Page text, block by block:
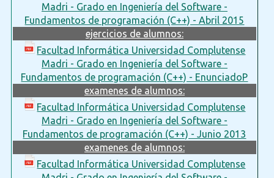
Madri - Grado en Ingeniería del Software -
Fundamentos de programación (C++) - Abril 2015
ejercicios de alumnos:
Facultad Informática Universidad Complutense
Madri - Grado en Ingeniería del Software -
Fundamentos de programación (C++) - EnunciadoP
examenes de alumnos:
Facultad Informática Universidad Complutense
Madri - Grado en Ingeniería del Software -
Fundamentos de programación (C++) - Junio 2013
examenes de alumnos:
Facultad Informática Universidad Complutense